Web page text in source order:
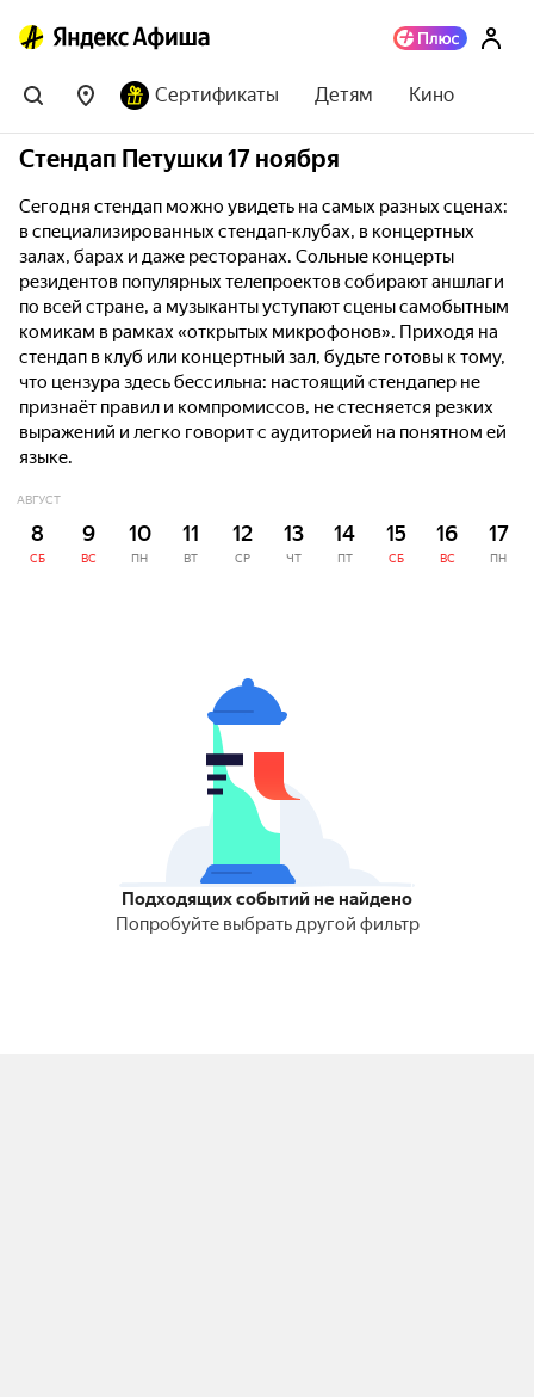
Сертификаты Детям Кино
Стендап Петушки 17 ноября
Сегодня стендап можно увидеть на самых разных сценах:
в специализированных стендап-клубах, в концертных
залах, барах и даже ресторанах. Сольные концерты
резидентов популярных телепроектов собирают аншлаги
по всей стране, а музыканты уступают сцены самобытным
комикам в рамках «открытых микрофонов». Приходя на
стендап в клуб или концертный зал, будьте готовы к тому,
что цензура здесь бессильна: настоящий стендапер не
признаёт правил и компромиссов, не стесняется резких
выражений и легко говорит с аудиторией на понятном ей
языке.
АВГУСТ
8
СБ
9
ВС
10
ПН
11
ВТ
12
СР
13
ЧТ
14
ПТ
15
СБ
16
ВС
17
ПН
Подходящих событий не найдено
Попробуйте выбрать другой фильтр